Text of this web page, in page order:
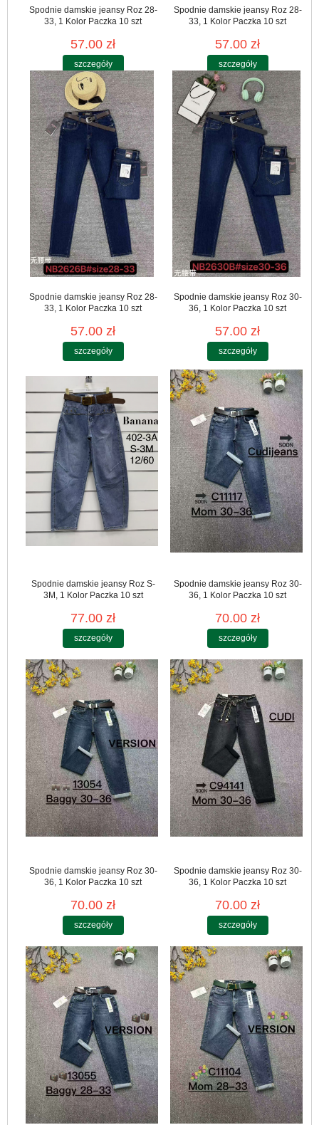
Spodnie damskie jeansy Roz 28-
33, 1 Kolor Paczka 10 szt
57.00 zł
szczegóły
Spodnie damskie jeansy Roz 28-
33, 1 Kolor Paczka 10 szt
57.00 zł
szczegóły
Spodnie damskie jeansy Roz 28-
33, 1 Kolor Paczka 10 szt
57.00 zł
szczegóły
Spodnie damskie jeansy Roz 30-
36, 1 Kolor Paczka 10 szt
57.00 zł
szczegóły
Spodnie damskie jeansy Roz S-
3M, 1 Kolor Paczka 10 szt
77.00 zł
szczegóły
Spodnie damskie jeansy Roz 30-
36, 1 Kolor Paczka 10 szt
70.00 zł
szczegóły
Spodnie damskie jeansy Roz 30-
36, 1 Kolor Paczka 10 szt
70.00 zł
szczegóły
Spodnie damskie jeansy Roz 30-
36, 1 Kolor Paczka 10 szt
70.00 zł
szczegóły